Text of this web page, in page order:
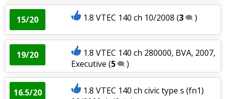
15/20 1.8 VTEC 140 ch 10/2008 (3 )
19/20
1.8 VTEC 140 ch 280000, BVA, 2007,
Executive (5 )
16.5/20
1.8 VTEC 140 ch civic type s (fn1)